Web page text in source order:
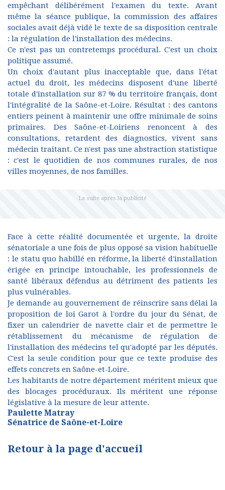
empêchant délibérément l'examen du texte. Avant
même la séance publique, la commission des affaires
sociales avait déjà vidé le texte de sa disposition centrale
: la régulation de l'installation des médecins.
Ce n'est pas un contretemps procédural. C'est un choix
politique assumé.
Un choix d'autant plus inacceptable que, dans l'état
actuel du droit, les médecins disposent d'une liberté
totale d'installation sur 87 % du territoire français, dont
l'intégralité de la Saône-et-Loire. Résultat : des cantons
entiers peinent à maintenir une offre minimale de soins
primaires. Des Saône-et-Loiriens renoncent à des
consultations, retardent des diagnostics, vivent sans
médecin traitant. Ce n'est pas une abstraction statistique
: c'est le quotidien de nos communes rurales, de nos
villes moyennes, de nos familles.
Face à cette réalité documentée et urgente, la droite
sénatoriale a une fois de plus opposé sa vision habituelle
: le statu quo habillé en réforme, la liberté d'installation
érigée en principe intouchable, les professionnels de
santé libéraux défendus au détriment des patients les
plus vulnérables.
Je demande au gouvernement de réinscrire sans délai la
proposition de loi Garot à l'ordre du jour du Sénat, de
fixer un calendrier de navette clair et de permettre le
rétablissement du mécanisme de régulation de
l'installation des médecins tel qu'adopté par les députés.
C'est la seule condition pour que ce texte produise des
effets concrets en Saône-et-Loire.
Les habitants de notre département méritent mieux que
des blocages procéduraux. Ils méritent une réponse
législative à la mesure de leur attente.
Paulette Matray
Sénatrice de Saône-et-Loire
Retour à la page d'accueil